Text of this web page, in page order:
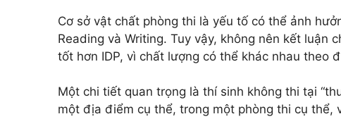
Cơ sở vật chất phòng thi là yếu tố có thể ảnh
Reading và Writing. Tuy vậy, không nên kết luận
tốt hơn IDP, vì chất lượng có thể khác nhau theo
Một chi tiết quan trọng là thí sinh không thi tại
một địa điểm cụ thể, trong một phòng thi cụ thể,